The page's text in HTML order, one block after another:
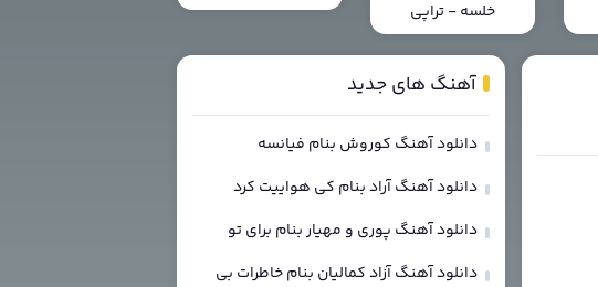
خلسه - تراپی
آهنگ های جدید
دانلود آهنگ کوروش بنام فیانسه
دانلود آهنگ آراد بنام کی هواییت کرد
دانلود آهنگ پوری و مهیار بنام برای تو
دانلود آهنگ آزاد کمالیان بنام خاطرات بی